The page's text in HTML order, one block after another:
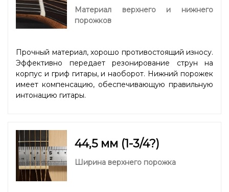
Материал верхнего и нижнего
порожков
Прочный материал, хорошо противостоящий износу.
Эффективно передает резонирование струн на
корпус и гриф гитары, и наоборот. Нижний порожек
имеет компенсацию, обеспечивающую правильную
интонацию гитары.
44,5 мм (1-3/4?)
Ширина верхнего порожка